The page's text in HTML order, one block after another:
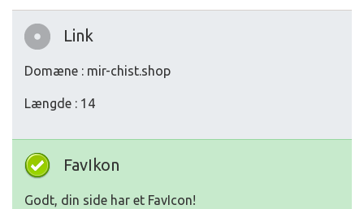
Link
Domæne : mir-chist.shop
Længde : 14
FavIkon
Godt, din side har et FavIcon!